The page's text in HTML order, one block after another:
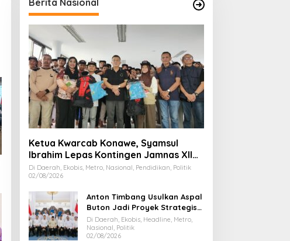
Berita Nasional
Ketua Kwarcab Konawe, Syamsul
Ibrahim Lepas Kontingen Jamnas XII
2026
Di Daerah, Ekobis, Metro, Nasional, Pendidikan, Politik
02/08/2026
Anton Timbang Usulkan Aspal
Buton Jadi Proyek Strategis
Nasional
Di Daerah, Ekobis, Headline, Metro,
Nasional, Politik
02/08/2026